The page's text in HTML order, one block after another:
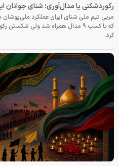
رکوردشکنی یا مدال‌آوری؛ شنای جوانان
مربی تیم ملی شنای ایران عملکرد
که با کسب ۹ مدال همراه شد ولی
کرد.